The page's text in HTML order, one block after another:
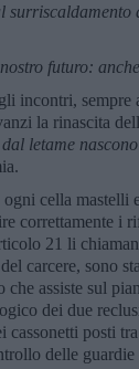
futuro:
incontri,
la rinascita
letame
cella mastelli
correttamente i
21 li
carcere, sono
assiste sul
dei due
posti
delle